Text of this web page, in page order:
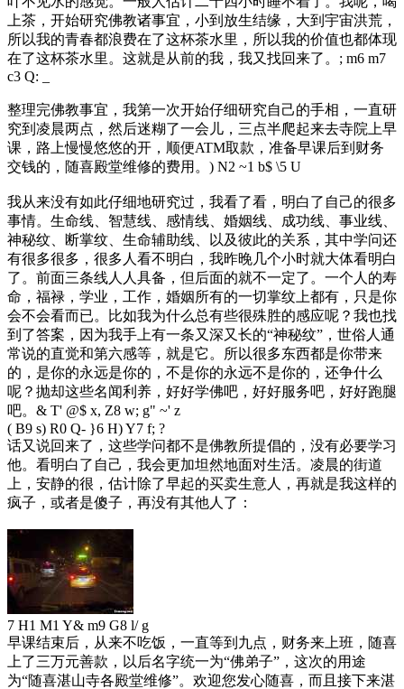
上茶，开始研究佛教诸事宜，小到放生结缘，大到宇宙洪荒，
所以我的青春都浪费在了这杯茶水里，所以我的价值也都体现
在了这杯茶水里。这就是从前的我，我又找回来了。 ; m6 m7
c3 Q: _
整理完佛教事宜，我第一次开始仔细研究自己的手相，一直研
究到凌晨两点，然后迷糊了一会儿，三点半爬起来去寺院上早
课，路上慢慢悠悠的开，顺便ATM取款，准备早课后到财务
交钱的，随喜殿堂维修的费用。 ) N2 ~1 b$ \5 U
我从来没有如此仔细地研究过，我看了看，明白了自己的很多
事情。生命线、智慧线、感情线、婚姻线、成功线、事业线、
神秘纹、断掌纹、生命辅助线、以及彼此的关系，其中学问还
有很多很多，很多人看不明白，我昨晚几个小时就大体看明白
了。前面三条线人人具备，但后面的就不一定了。一个人的寿
命，福禄，学业，工作，婚姻所有的一切掌纹上都有，只是你
会不会看而已。比如我为什么总有些很殊胜的感应呢？我也找
到了答案，因为我手上有一条又深又长的“神秘纹”，世俗人通
常说的直觉和第六感等，就是它。所以很多东西都是你带来
的，是你的永远是你的，不是你的永远不是你的，还争什么
呢？抛却这些名闻利养，好好学佛吧，好好服务吧，好好跑腿
吧。 & T' @$ x, Z8 w; g" ~' z
( B9 s) R0 Q- }6 H) Y7 f; ?
话又说回来了，这些学问都不是佛教所提倡的，没有必要学习
他。看明白了自己，我会更加坦然地面对生活。凌晨的街道
上，安静的很，估计除了早起的买卖生意人，再就是我这样的
疯子，或者是傻子，再没有其他人了：
7 H1 M1 Y& m9 G8 l/ g
早课结束后，从来不吃饭，一直等到九点，财务来上班，随喜
上了三万元善款，以后名字统一为“佛弟子”，这次的用途
为“随喜湛山寺各殿堂维修”。欢迎您发心随喜，而且接下来湛